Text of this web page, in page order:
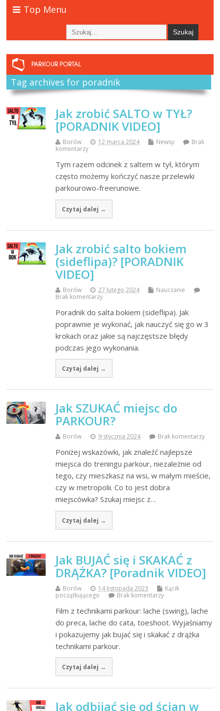
Top Menu
Tag archives for poradnik
Jak zrobić SALTO w TYŁ?
[PORADNIK VIDEO]
Borów 12 marca 2024 Newsy
Brak
komentarzy
Tym razem odcinek z saltem w tył, którym
często możemy kończyć nasze przelewki
parkourowo-freerunowe.
Czytaj dalej →
Jak zrobić salto bokiem
(sideflipa)? [PORADNIK
VIDEO]
Borów 27 lutego 2024
Nauczanie
Brak komentarzy
Poradnik do salta bokiem (sideflipa). Jak
poprawnie je wykonać, jak nauczyć się go w 3
krokach oraz jakie są najczęstsze błędy
podczas jego wykonania.
Czytaj dalej →
Jak SZUKAĆ miejsc do
PARKOUR?
Borów 9 stycznia 2024 Brak komentarzy
Poniżej wskazówki, jak znaleźć najlepsze
miejsca do treningu parkour, niezależnie od
tego, czy mieszkasz na wsi, w małym mieście,
czy w metropolii. Co to jest dobra
miejscówka? Szukaj miejsc z…
Czytaj dalej →
Jak BUJAĆ się i SKAKAĆ z
DRĄŻKA? [Poradnik VIDEO]
Borów 14 listopada 2023
Kącik
początkującego
Brak komentarzy
Film z technikami parkour: lache (swing), lache
do preca, lache do cata, toeshoot. Wyjaśniamy
i pokazujemy jak bujać się i skakać z drążka
technikami parkour.
Czytaj dalej →
Jak odbijać się od ścian w